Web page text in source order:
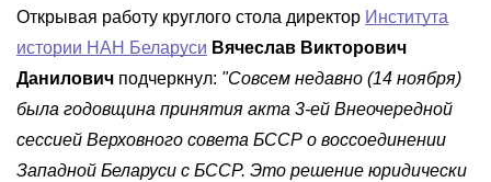
Открывая работу круглого стола директор Института
истории НАН Беларуси Вячеслав Викторович
Данилович подчеркнул: "Совсем недавно (14 ноября)
была годовщина принятия акта 3-ей Внеочередной
сессией Верховного совета БССР о воссоединении
Западной Беларуси с БССР. Это решение юридически